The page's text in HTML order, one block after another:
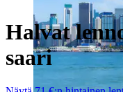
Halvat
saari